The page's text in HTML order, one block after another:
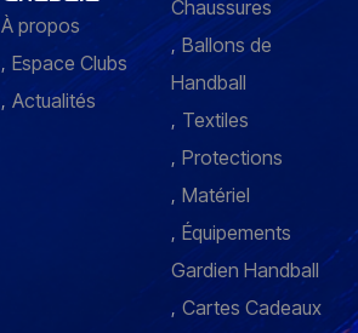
À propos
Espace Clubs
Actualités
Chaussures
Ballons de
Handball
Textiles
Protections
Matériel
Équipements
Gardien Handball
Cartes Cadeaux